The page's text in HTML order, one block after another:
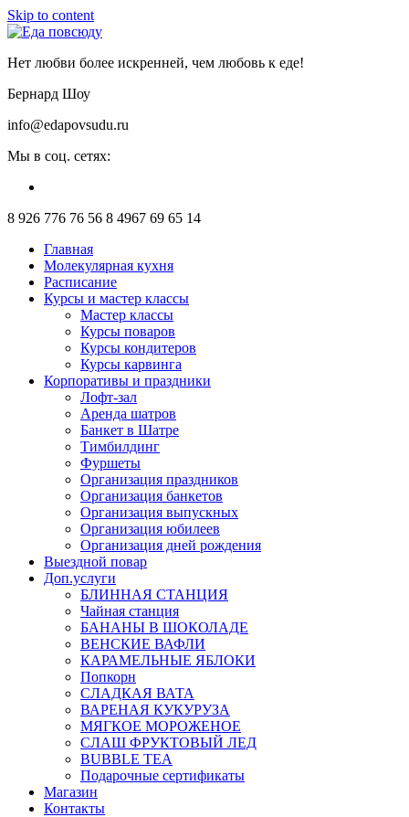
Skip to content
Нет любви более искренней, чем любовь к еде!
Бернард Шоу
info@edapovsudu.ru
Мы в соц. сетях:
8 926 776 76 56 8 4967 69 65 14
Главная
Молекулярная кухня
Расписание
Курсы и мастер классы
Мастер классы
Курсы поваров
Курсы кондитеров
Курсы карвинга
Корпоративы и праздники
Лофт-зал
Аренда шатров
Банкет в Шатре
Тимбилдинг
Фуршеты
Организация праздников
Организация банкетов
Организация выпускных
Организация юбилеев
Организация дней рождения
Выездной повар
Доп.услуги
БЛИННАЯ СТАНЦИЯ
Чайная станция
БАНАНЫ В ШОКОЛАДЕ
ВЕНСКИЕ ВАФЛИ
КАРАМЕЛЬНЫЕ ЯБЛОКИ
Попкорн
СЛАДКАЯ ВАТА
ВАРЕНАЯ КУКУРУЗА
МЯГКОЕ МОРОЖЕНОЕ
СЛАШ ФРУКТОВЫЙ ЛЕД
BUBBLE TEA
Подарочные сертификаты
Магазин
Контакты